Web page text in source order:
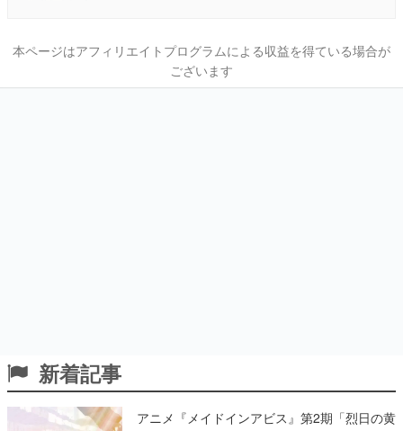
本ページはアフィリエイトプログラムによる収益を得ている場合が
ございます
新着記事
アニメ『メイドインアビス』第2期「烈日の黄